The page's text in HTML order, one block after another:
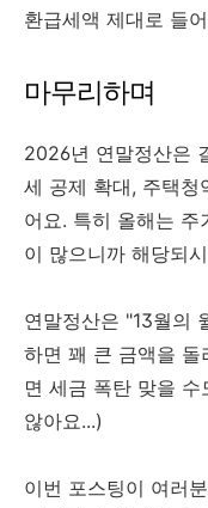
환급세액 제대로 들
마무리하며
2026년 연말정산은
세 공제 확대, 주택청
어요. 특히 올해는 주
이 많으니까 해당되
연말정산은 "13월의
하면 꽤 큰 금액을
면 세금 폭탄 맞을
않아요...)
이번 포스팅이 여러